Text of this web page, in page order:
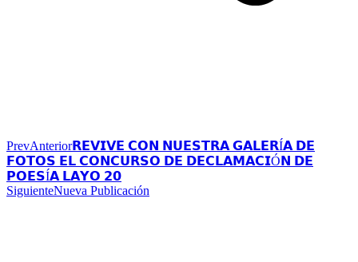
PrevAnterior𝗥𝗘𝗩𝗜𝗩𝗘 𝗖𝗢𝗡 𝗡𝗨𝗘𝗦𝗧𝗥𝗔 𝗚𝗔𝗟𝗘𝗥Í𝗔 𝗗𝗘
𝗙𝗢𝗧𝗢𝗦 𝗘𝗟 𝗖𝗢𝗡𝗖𝗨𝗥𝗦𝗢 𝗗𝗘 𝗗𝗘𝗖𝗟𝗔𝗠𝗔𝗖𝗜Ó𝗡 𝗗𝗘
𝗣𝗢𝗘𝗦Í𝗔 𝗟𝗔𝗬𝗢 𝟮𝟬
SiguienteNueva Publicación